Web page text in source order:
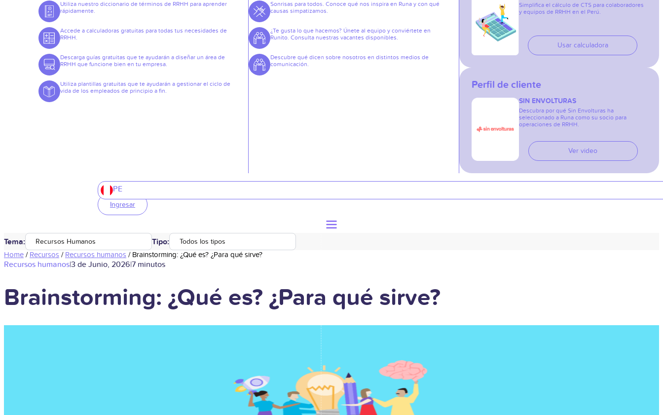
Utiliza nuestro diccionario de términos de RRHH para aprender
rápidamente.
Accede a calculadoras gratuitas para todas tus necesidades de
RRHH.
Descarga guías gratuitas que te ayudarán a diseñar un área de
RRHH que funcione bien en tu empresa.
Utiliza plantillas gratuitas que te ayudarán a gestionar el ciclo de
vida de los empleados de principio a fin.
Sonrisas para todos. Conoce qué nos inspira en Runa y con qué
causas simpatizamos.
¿Te gusta lo que hacemos? Únete al equipo y conviértete en
Runito. Consulta nuestras vacantes disponibles.
Descubre qué dicen sobre nosotros en distintos medios de
comunicación.
Simplifica el cálculo de CTS para colaboradores
y equipos de RRHH en el Perú.
Usar calculadora
Perfil de cliente
SIN ENVOLTURAS
Descubra por qué Sin Envolturas ha
seleccionado a Runa como su socio para
operaciones de RRHH.
Ver video
PE
Ingresar
Tema: Recursos Humanos Tipo: Todos los tipos
Home / Recursos / Recursos humanos / Brainstorming: ¿Qué es? ¿Para qué sirve?
Recursos humanos|3 de Junio, 2026|7 minutos
Brainstorming: ¿Qué es? ¿Para qué sirve?